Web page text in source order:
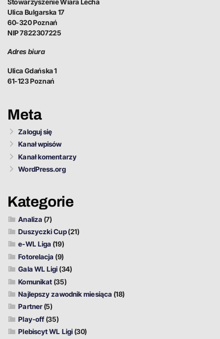
Ulica Bulgarska 17
60-320 Poznań
NIP 7822307225
Adres biura
Ulica Gdańska 1
61-123 Poznań
Meta
Zaloguj się
Kanał wpisów
Kanał komentarzy
WordPress.org
Kategorie
Analiza (7)
Duszyczki Cup(21)
e-WL Liga (19)
Fotorelacja (9)
Gala WL Ligi (34)
Komunikat (35)
Najlepszy zawodnik miesiąca (18)
Partner(5)
Play-off (35)
Plebiscyt WL Ligi (30)